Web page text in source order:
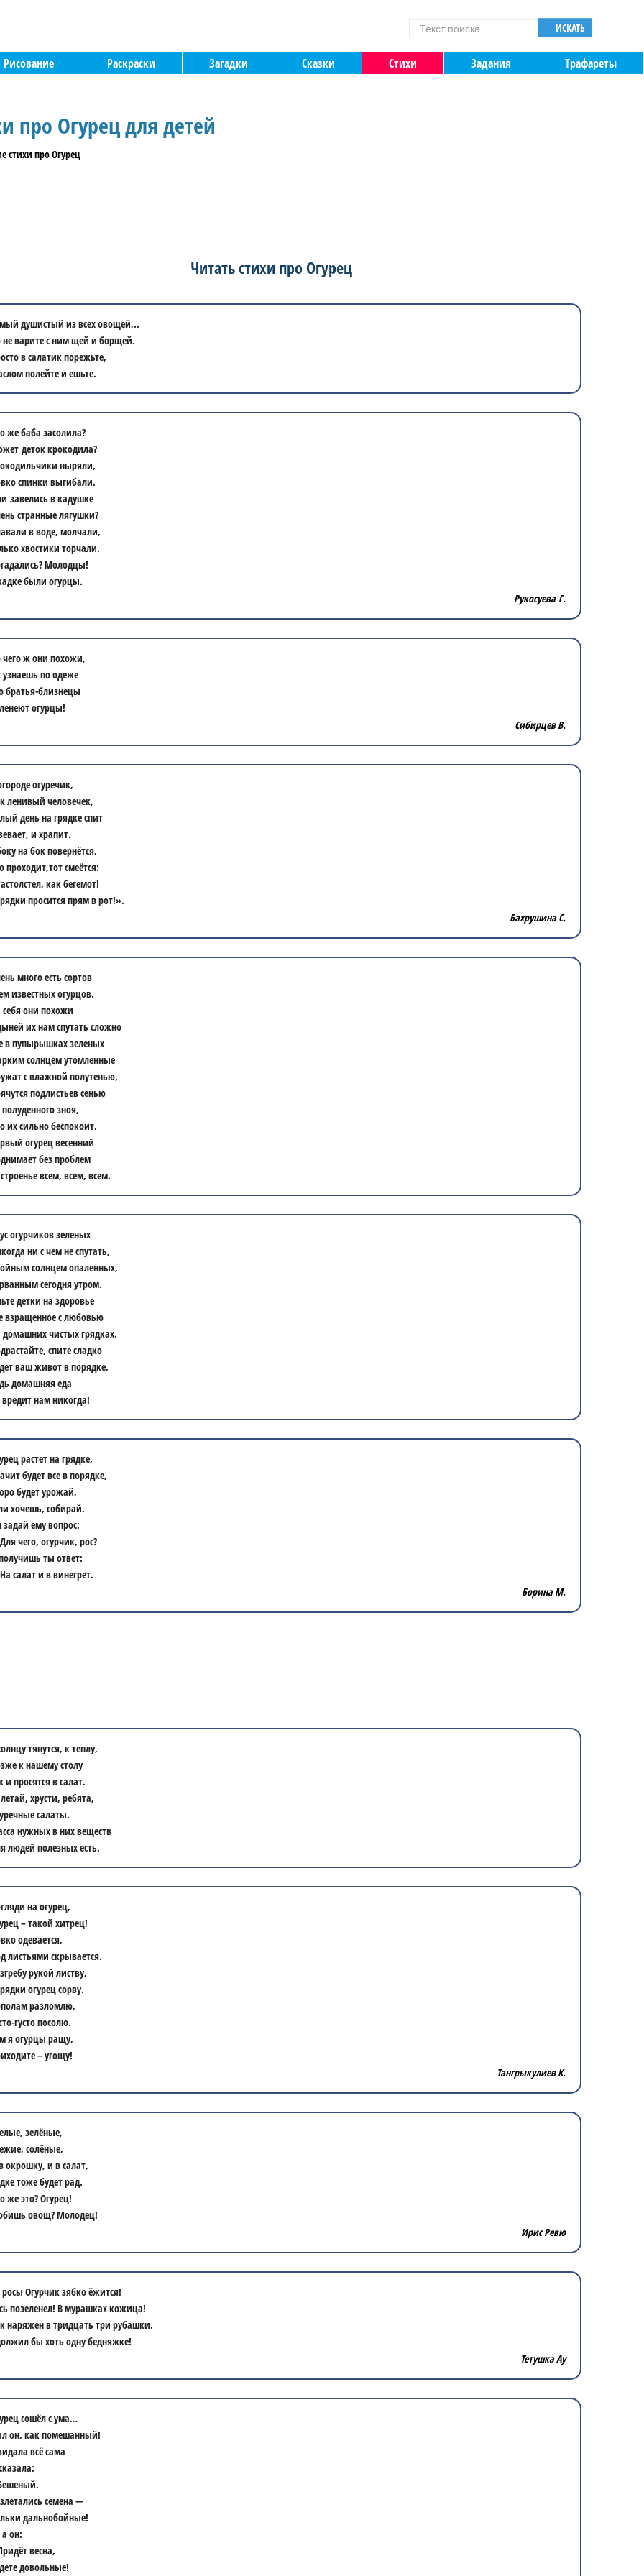
ИСКАТЬ
Рисование Раскраски Загадки Сказки Стихи Задания Трафареты
про Огурец для детей
Читать стихи про Огурец
душистый из всех овощей,..
не варите с ним щей и борщей.
в салатик порежьте,
полейте и ешьте.
же баба засолила?
деток крокодила?
ныряли,
спинки выгибали.
завелись в кадушке
странные лягушки?
в воде, молчали,
хвостики торчали.
Молодцы!
были огурцы.
Рукосуева Г.
чего ж они похожи,
узнаешь по одеже
братья-близнецы
огурцы!
Сибирцев В.
огуречик,
ленивый человечек,
день на грядке спит
и храпит.
на бок повернётся,
проходит,тот смеётся:
как бегемот!
просится прям в рот!».
Бахрушина С.
много есть сортов
известных огурцов.
себя они похожи
их нам спутать сложно
в пупырышках зеленых
солнцем утомленные
с влажной полутенью,
подлистьев сенью
зноя,
их сильно беспокоит.
огурец весенний
без проблем
всем, всем, всем.
огурчиков зеленых
ни с чем не спутать,
солнцем опаленных,
сегодня утром.
детки на здоровье
взращенное с любовью
домашних чистых грядках.
спите сладко
ваш живот в порядке,
домашняя еда
вредит нам никогда!
растет на грядке,
будет все в порядке,
будет урожай,
хочешь, собирай.
ему вопрос:
чего, огурчик, рос?
ты ответ:
салат и в винегрет.
Борина М.
тянутся, к теплу,
к нашему столу
и просятся в салат.
хрусти, ребята,
салаты.
нужных в них веществ
людей полезных есть.
на огурец,
– такой хитрец!
одевается,
листьями скрывается.
рукой листву,
огурец сорву.
разломлю,
густо посолю.
я огурцы ращу,
– угощу!
Тангрыкулиев К.
зелёные,
солёные,
окрошку, и в салат,
тоже будет рад.
же это? Огурец!
овощ? Молодец!
Ирис Ревю
Огурчик зябко ёжится!
позеленел! В мурашках кожица!
наряжен в тридцать три рубашки.
бы хоть одну бедняжке!
Тетушка Ау
сошёл с ума…
он, как помешанный!
всё сама
семена —
дальнобойные!
он:
весна,
довольные!